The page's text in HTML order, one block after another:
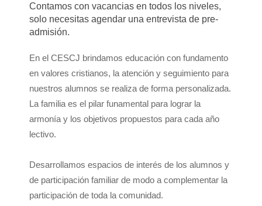
Contamos con vacancias en todos los niveles,
solo necesitas agendar una entrevista de pre-
admisión.
En el CESCJ brindamos educación con fundamento
en valores cristianos, la atención y seguimiento para
nuestros alumnos se realiza de forma personalizada.
La familia es el pilar funamental para lograr la
armonía y los objetivos propuestos para cada año
lectivo.
Desarrollamos espacios de interés de los alumnos y
de participación familiar de modo a complementar la
participación de toda la comunidad.